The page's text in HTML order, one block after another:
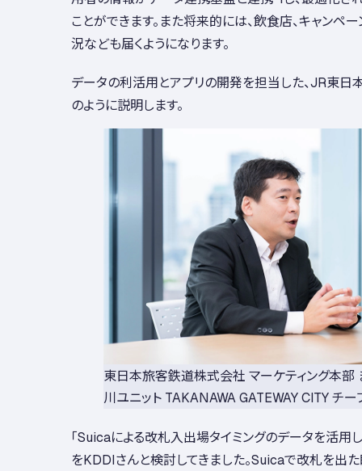
ことができます。また将来的には、飲食店、キャンペ
況なども届くようになります。
データの利活用とアプリの開発を担当した、JR東
のように説明します。
東日本旅客鉄道株式会社 マーケティング本部
川ユニット TAKANAWA GATEWAY CITY チ
「Suicaによる改札入出場タイミングのデータを活用
をKDDIさんと検討してきました。Suicaで改札を出